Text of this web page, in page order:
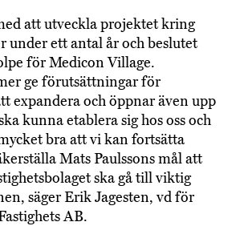
att utveckla projektet kring
under ett antal år och beslutet
för Medicon Village.
ge förutsättningar för
expandera och öppnar även upp
kunna etablera sig hos oss och
bra att vi kan fortsätta
Mats Paulssons mål att
ska gå till viktig
säger Erik Jagesten, vd för
AB.